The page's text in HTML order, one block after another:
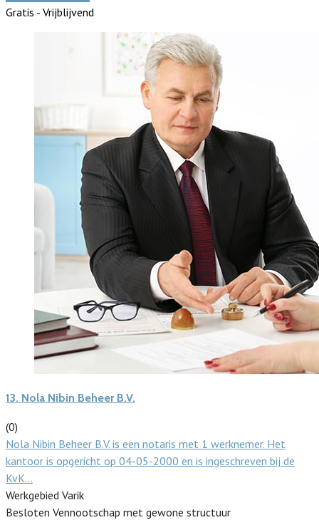
Gratis - Vrijblijvend
13. Nola Nibin Beheer B.V.
(0)
Nola Nibin Beheer B.V. is een notaris met 1 werknemer. Het
kantoor is opgericht op 04-05-2000 en is ingeschreven bij de
KvK…
Werkgebied Varik
Besloten Vennootschap met gewone structuur